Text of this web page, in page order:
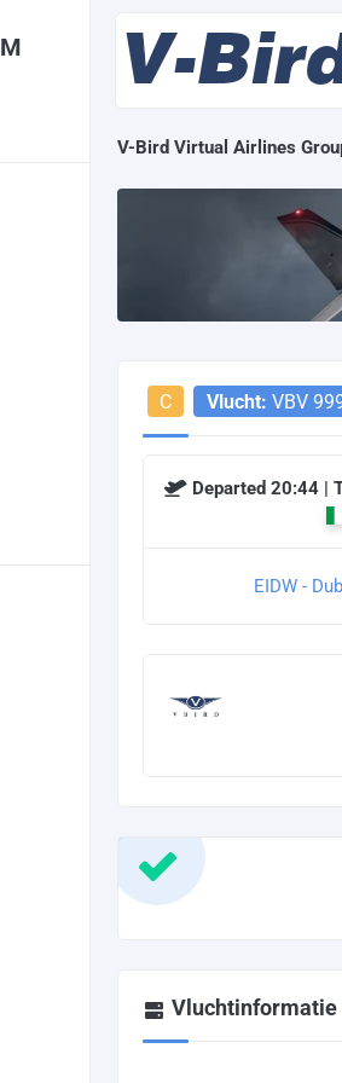
V-Bird Virtual Airlines
C Vlucht: VBV
Departed 20:44 |
EIDW -
Vluchtinformatie